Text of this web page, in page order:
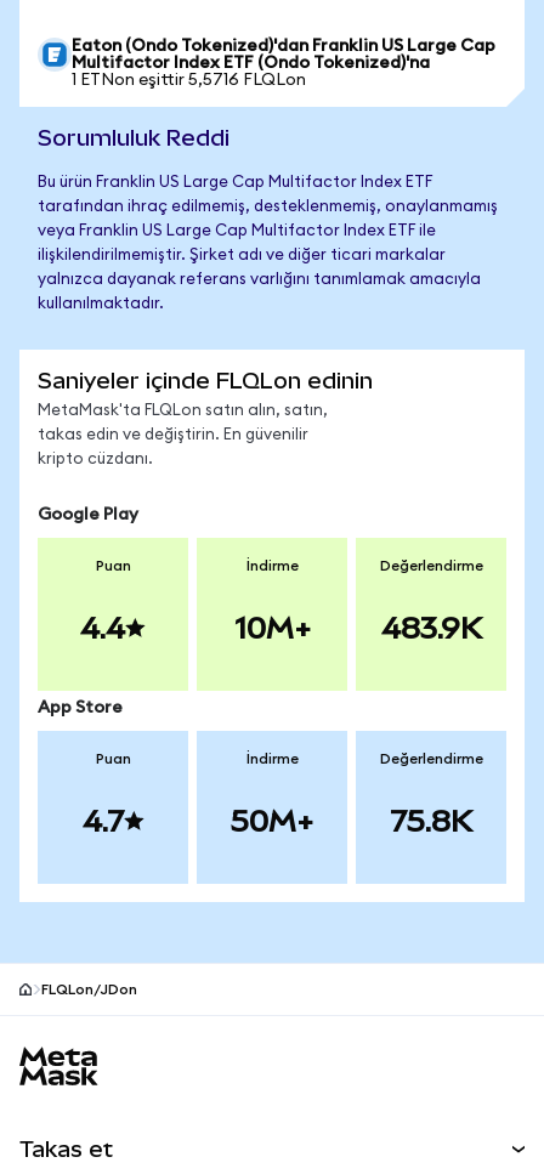
Eaton (Ondo Tokenized)'dan Franklin US Large Cap
Multifactor Index ETF (Ondo Tokenized)'na
1 ETNon eşittir 5,5716 FLQLon
Sorumluluk Reddi
Bu ürün Franklin US Large Cap Multifactor Index ETF
tarafından ihraç edilmemiş, desteklenmemiş, onaylanmamış
veya Franklin US Large Cap Multifactor Index ETF ile
ilişkilendirilmemiştir. Şirket adı ve diğer ticari markalar
yalnızca dayanak referans varlığını tanımlamak amacıyla
kullanılmaktadır.
Saniyeler içinde FLQLon edinin
MetaMask'ta FLQLon satın alın, satın,
takas edin ve değiştirin. En güvenilir
kripto cüzdanı.
Google Play
Puan
4.4
İndirme
10M+
Değerlendirme
483.9K
App Store
Puan
4.7
İndirme
50M+
Değerlendirme
75.8K
FLQLon/JDon
Takas et